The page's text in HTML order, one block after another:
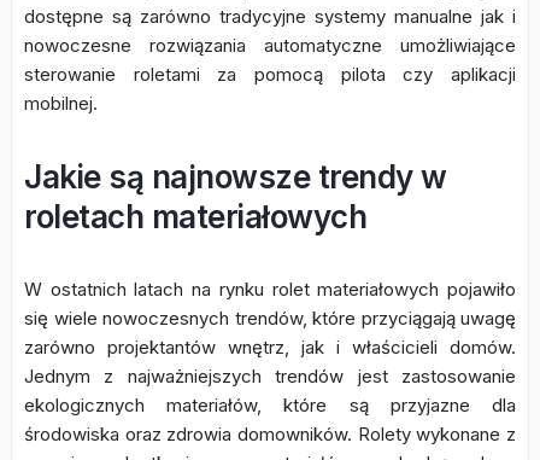
dostępne są zarówno tradycyjne systemy manualne jak i
nowoczesne rozwiązania automatyczne umożliwiające
sterowanie roletami za pomocą pilota czy aplikacji
mobilnej.
Jakie są najnowsze trendy w
roletach materiałowych
W ostatnich latach na rynku rolet materiałowych pojawiło
się wiele nowoczesnych trendów, które przyciągają uwagę
zarówno projektantów wnętrz, jak i właścicieli domów.
Jednym z najważniejszych trendów jest zastosowanie
ekologicznych materiałów, które są przyjazne dla
środowiska oraz zdrowia domowników. Rolety wykonane z